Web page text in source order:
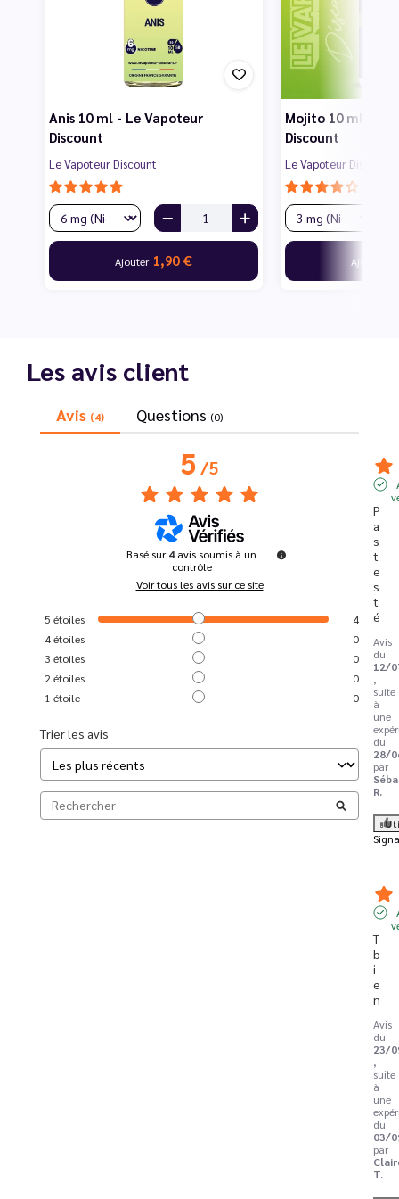
Anis 10 ml - Le Vapoteur
Discount
Le Vapoteur Discount
Ajouter 1,90 €
Mojito 10 ml - Le
Discount
Le Vapoteur Discount
Ajouter
Les avis client
Avis (4) Questions (0)
5/5
Basé sur4 avis soumis à un
contrôle
Voir tous les avis sur ce site
5 étoiles
4
4étoiles
0
3 étoiles
0
2 étoiles
0
1 étoile 0
Trier les avis
P
a
s
t
e
s
t
é
Avis
du
12/
,
suite
à
une
du
28/
par
R.
T
b
i
e
n
Avis
du
23/
,
suite
à
une
du
03/
par
T.